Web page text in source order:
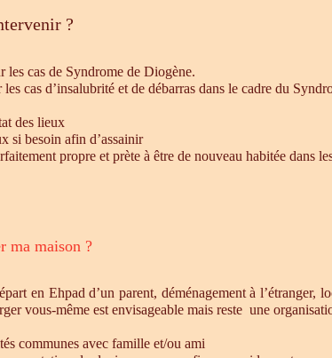
?
les cas de Syndrome de Diogène.
cas d’insalubrité et de débarras dans le cadre du
des lieux
si besoin afin d’assainir
propre et prète à être de nouveau habitée dans
ma maison ?
en Ehpad d’un parent, déménagement à
vous-même est envisageable mais reste une
communes avec famille et/ou ami